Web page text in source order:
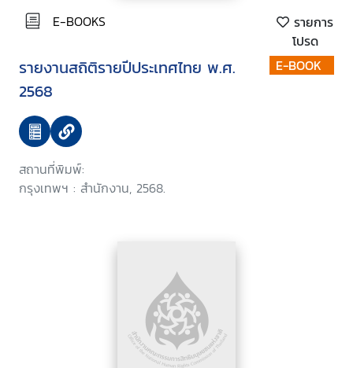
E-BOOKS
รายการ
โปรด
รายงานสถิติรายปีประเทศไทย พ.ศ.
2568
สถานที่พิมพ์:
กรุงเทพฯ : สำนักงาน, 2568.
E-BOOK